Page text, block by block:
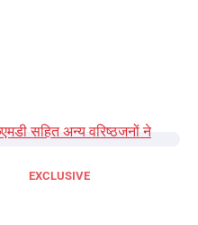
EXCLUSIVE